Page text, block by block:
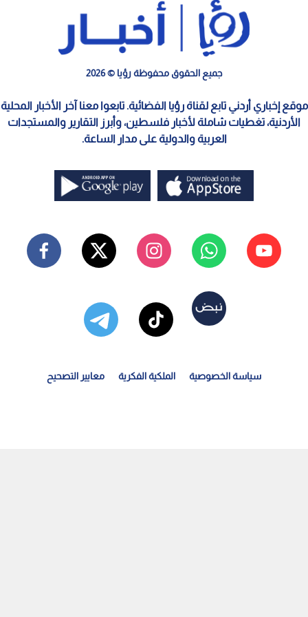
جميع الحقوق محفوظة رؤيا © 2026
موقع إخباري أردني تابع لقناة رؤيا الفضائية. تابعوا معنا آخر الأخبار المحلية
الأردنية، تغطيات شاملة لأخبار فلسطين، وأبرز التقارير والمستجدات
العربية والدولية على مدار الساعة.
سياسة الخصوصية الملكية الفكرية معايير التصحيح